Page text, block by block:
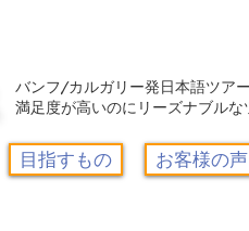
バンフ/カルガリー発日本語ツアー
満足度が高いのにリーズナブルな
目指すもの お客様の声